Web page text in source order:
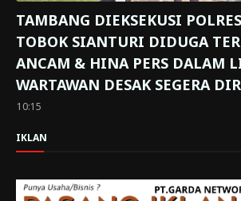
TAMBANG DIEKSEKUSI
TOBOK SIANTURI DIDUGA
ANCAM & HINA PERS DALAM
WARTAWAN DESAK SEGERA
10:15
IKLAN